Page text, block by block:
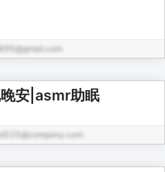
晚安|asmr助眠